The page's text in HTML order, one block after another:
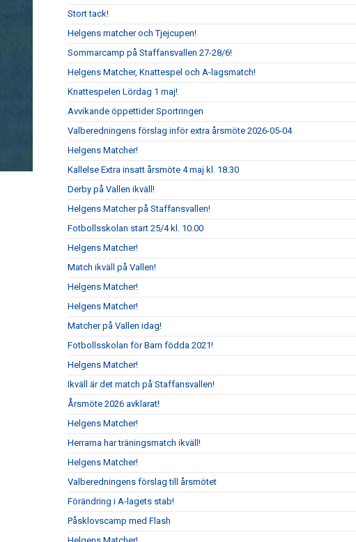
Stort tack!
Helgens matcher och Tjejcupen!
Sommarcamp på Staffansvallen 27-28/6!
Helgens Matcher, Knattespel och A-lagsmatch!
Knattespelen Lördag 1 maj!
Avvikande öppettider Sportringen
Valberedningens förslag inför extra årsmöte 2026-05-04
Helgens Matcher!
Kallelse Extra insatt årsmöte 4 maj kl. 18.30
Derby på Vallen ikväll!
Helgens Matcher på Staffansvallen!
Fotbollsskolan start 25/4 kl. 10.00
Helgens Matcher!
Match ikväll på Vallen!
Helgens Matcher!
Helgens Matcher!
Matcher på Vallen idag!
Fotbollsskolan för Barn födda 2021!
Helgens Matcher!
Ikväll är det match på Staffansvallen!
Årsmöte 2026 avklarat!
Helgens Matcher!
Herrarna har träningsmatch ikväll!
Helgens Matcher!
Valberedningens förslag till årsmötet
Förändring i A-lagets stab!
Påsklovscamp med Flash